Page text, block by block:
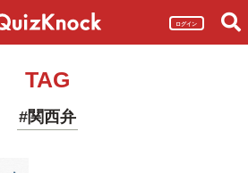
ログイン
TAG
#関西弁